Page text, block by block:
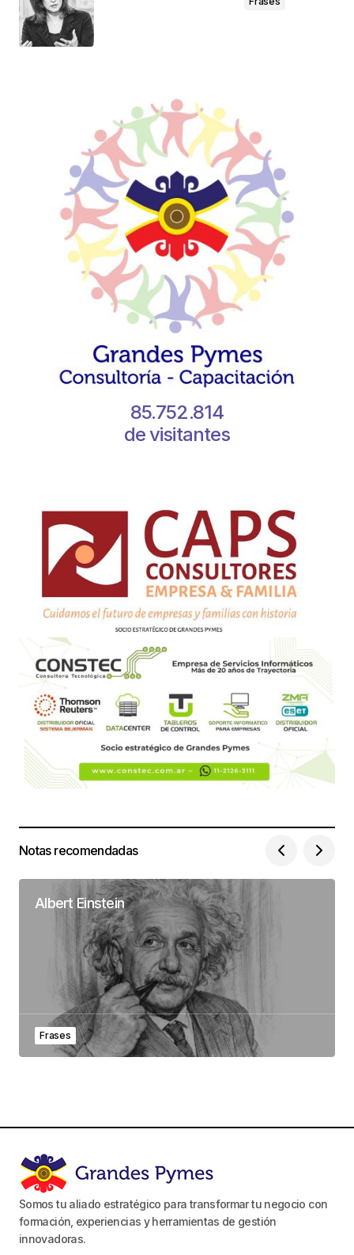
85.752.814
de visitantes
Notas recomendadas
Albert Einstein
Frases
Somos tu aliado estratégico para transformar tu negocio con
formación, experiencias y herramientas de gestión
innovadoras.